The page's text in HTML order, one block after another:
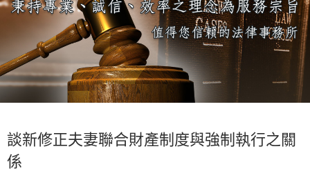
談新修正夫妻聯合財產制度與強制執行之關
係